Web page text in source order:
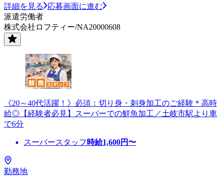
詳細を見る
応募画面に進む
派遣労働者
株式会社ロフティー/NA20000608
《20～40代活躍！》必須：切り身・刺身加工のご経験＊高時
給◎【経験者必見】スーパーでの鮮魚加工／土岐市駅より車
で6分
スーパースタッフ 時給1,600円〜
勤務地